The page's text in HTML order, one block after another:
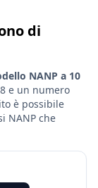
di
NANP a 10
e un numero
è possibile
NANP che